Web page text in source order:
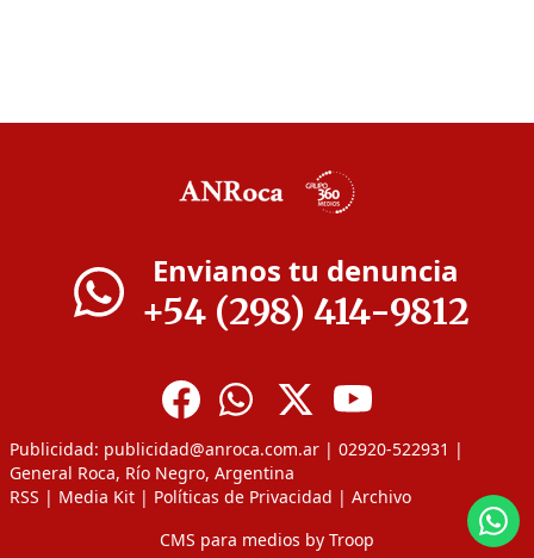
Envianos tu denuncia
+54 (298) 414-9812
Publicidad: publicidad@anroca.com.ar | 02920-522931 |
General Roca, Río Negro, Argentina
RSS | Media Kit | Políticas de Privacidad | Archivo
CMS para medios by Troop